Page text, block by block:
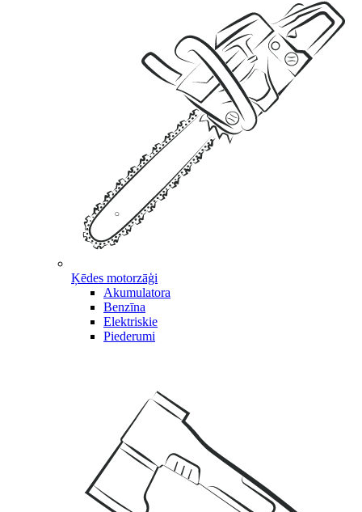
Ķēdes motorzāģi
Akumulatora
Benzīna
Elektriskie
Piederumi